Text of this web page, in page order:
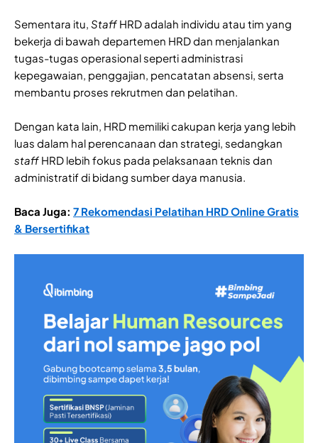
Sementara itu, Staff HRD adalah individu atau tim yang
bekerja di bawah departemen HRD dan menjalankan
tugas-tugas operasional seperti administrasi
kepegawaian, penggajian, pencatatan absensi, serta
membantu proses rekrutmen dan pelatihan.
Dengan kata lain, HRD memiliki cakupan kerja yang lebih
luas dalam hal perencanaan dan strategi, sedangkan
staff HRD lebih fokus pada pelaksanaan teknis dan
administratif di bidang sumber daya manusia.
Baca Juga: 7 Rekomendasi Pelatihan HRD Online Gratis
& Bersertifikat